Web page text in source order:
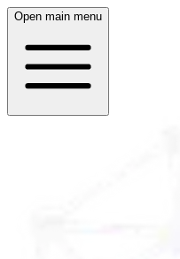
Open main menu